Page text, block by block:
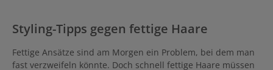
Styling-Tipps gegen fettige Haare
Fettige Ansätze sind am Morgen ein Problem, bei dem man
fast verzweifeln könnte. Doch schnell fettige Haare müssen